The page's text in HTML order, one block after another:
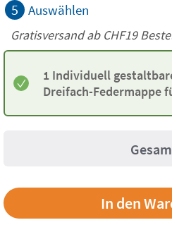
5 Auswählen
Gratisversand ab CHF19
1 Individuell
Dreifach-Federmappe